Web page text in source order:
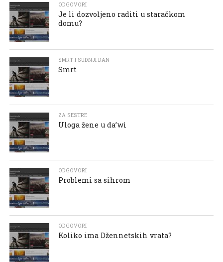
ODGOVORI
Je li dozvoljeno raditi u staračkom
domu?
SMRT I SUDNJI DAN
Smrt
ZA SESTRE
Uloga žene u da’wi
ODGOVORI
Problemi sa sihrom
ODGOVORI
Koliko ima Džennetskih vrata?